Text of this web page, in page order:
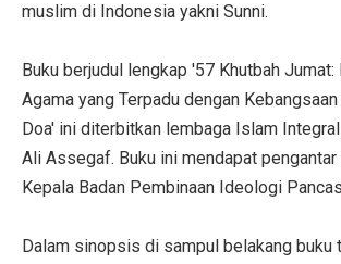
muslim di Indonesia yakni Sunni.
Buku berjudul lengkap '57 Khutbah Jumat:
Agama yang Terpadu dengan
Doa' ini diterbitkan lembaga Islam
Ali Assegaf. Buku ini mendapat
Kepala Badan Pembinaan Ideologi
Dalam sinopsis di sampul belakang buku